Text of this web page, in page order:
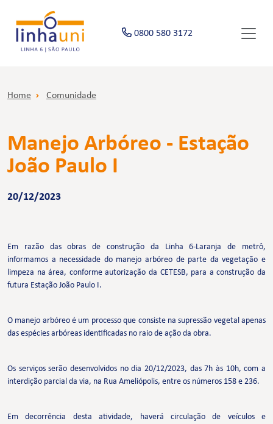
0800 580 3172
Home Comunidade
Manejo Arbóreo - Estação
João Paulo I
20/12/2023
Em razão das obras de construção da Linha 6-Laranja de metrô,
informamos a necessidade do manejo arbóreo de parte da vegetação e
limpeza na área, conforme autorização da CETESB, para a construção da
futura Estação João Paulo I.
O manejo arbóreo é um processo que consiste na supressão vegetal apenas
das espécies arbóreas identificadas no raio de ação da obra.
Os serviços serão desenvolvidos no dia 20/12/2023, das 7h às 10h, com a
interdição parcial da via, na Rua Ameliópolis, entre os números 158 e 236.
Em decorrência desta atividade, haverá circulação de veículos e